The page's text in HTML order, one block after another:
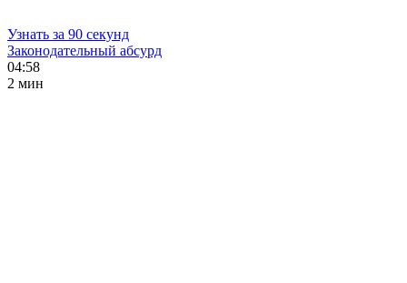
Узнать за 90 секунд
Законодательный абсурд
04:58
2 мин